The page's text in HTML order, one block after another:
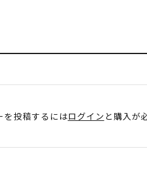
を投稿するにはログイン と購入が